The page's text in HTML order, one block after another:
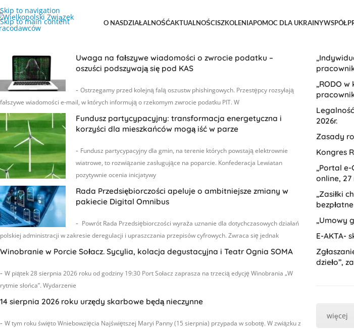
Skip to navigation
Skip to main content
O NASDZIAŁALNOŚĆAKTUALNOŚCISZKOLENIAPOMOC DLA UKRAINY
Aktualności
Uwaga na fałszywe wiadomości o zwrocie podatku –
oszuści podszywają się pod KAS
- Ostrzegamy przed kolejną falą oszustw phishingowych. Przestępcy rozsyłają
fałszywe wiadomości e-mail, w których informują o rzekomym zwrocie podatku PIT. W
Fundusz partycypacyjny: transformacja energetyczna i
korzyści dla mieszkańców mogą iść w parze
- Fundusz partycypacyjny dla gmin, na terenie których powstają elektrownie
wiatrowe, to rozwiązanie zasługujące na poparcie. Konfederacja Lewiatan
pozytywnie ocenia inicjatywy
Rada Przedsiębiorczości apeluje o ambitniejsze zmiany w
pakiecie Digital Omnibus
- Powrót Rada Przedsiębiorczości wyraża uznanie dla dotychczasowych działań
polskiej administracji w zakresie deregulacji i upraszczania przepisów cyfrowych. Zwraca się jednak
Winobranie w Porcie Sołacz. Sycylia, kolacja degustacyjna i Teatr Ognia SOMA
- W piątek 28 sierpnia 2026 roku od godziny 19:30 Port Sołacz zaprasza na trzecią edycję Winobrania „W
rytmie słońca”. Wydarzenie
14 sierpnia 2026 roku urzędy skarbowe będą nieczynne
- W tym roku święto Wniebowzięcia Najświętszej Maryi Panny (15 sierpnia) przypada w sobotę. W związku z
„RODO
2026r.
Zasady
Kongres
„Portal
online, 27
„Zasiłki
„Umowy
E-AKTA-
dzieło”,
więcej